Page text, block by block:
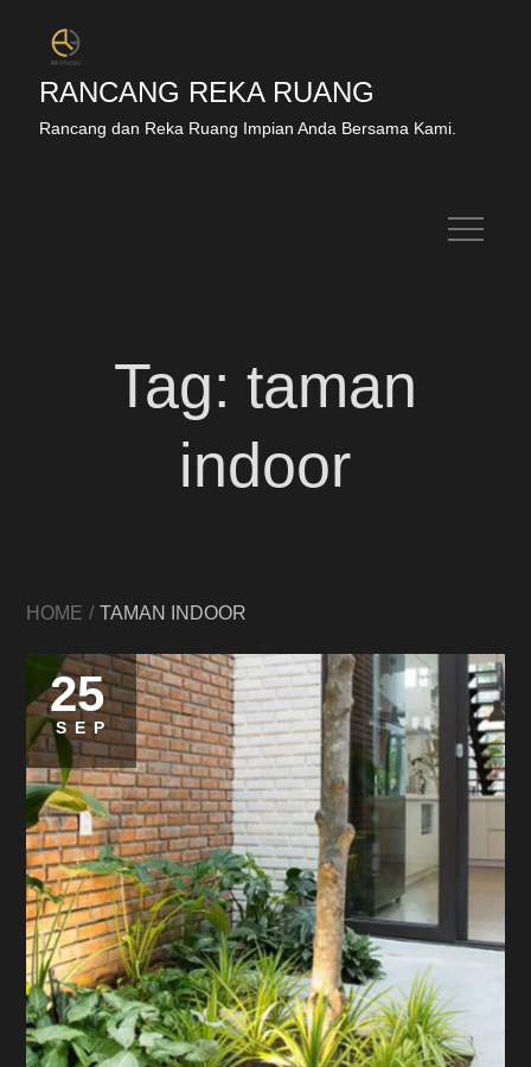
RANCANG REKA RUANG
Rancang dan Reka Ruang Impian Anda Bersama Kami.
Tag: taman
indoor
HOME TAMAN INDOOR
25
SEP